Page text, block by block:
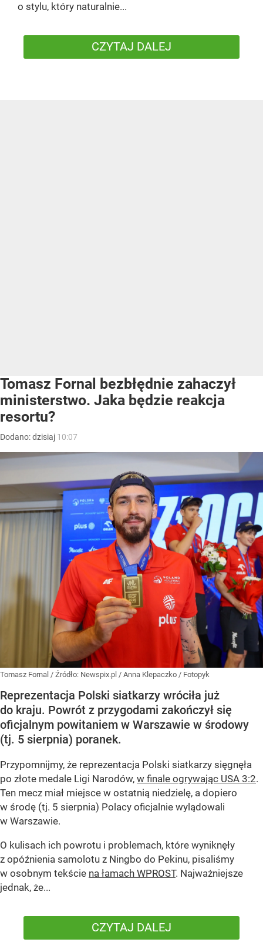
o stylu, który naturalnie...
CZYTAJ DALEJ
Tomasz Fornal bezbłędnie zahaczył
ministerstwo. Jaka będzie reakcja
resortu?
Dodano:dzisiaj 10:07
Tomasz Fornal / Źródło: Newspix.pl / Anna Klepaczko / Fotopyk
Reprezentacja Polski siatkarzy wróciła już
do kraju. Powrót z przygodami zakończył się
oficjalnym powitaniem w Warszawie w środowy
(tj. 5 sierpnia) poranek.
Przypomnijmy, że reprezentacja Polski siatkarzy sięgnęła
po złote medale Ligi Narodów, w finale ogrywając USA 3:2.
Ten mecz miał miejsce w ostatnią niedzielę, a dopiero
w środę (tj. 5 sierpnia) Polacy oficjalnie wylądowali
w Warszawie.
O kulisach ich powrotu i problemach, które wyniknęły
z opóźnienia samolotu z Ningbo do Pekinu, pisaliśmy
w osobnym tekście na łamach WPROST. Najważniejsze
jednak, że...
CZYTAJ DALEJ